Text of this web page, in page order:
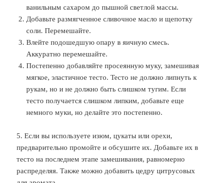
ванильным сахаром до пышной светлой массы.
Добавьте размягченное сливочное масло и щепотку
соли. Перемешайте.
Влейте подошедшую опару в яичную смесь.
Аккуратно перемешайте.
Постепенно добавляйте просеянную муку, замешивая
мягкое, эластичное тесто. Тесто не должно липнуть к
рукам, но и не должно быть слишком тугим. Если
тесто получается слишком липким, добавьте еще
немного муки, но делайте это постепенно.
5. Если вы используете изюм, цукаты или орехи,
предварительно промойте и обсушите их. Добавьте их в
тесто на последнем этапе замешивания, равномерно
распределяя. Также можно добавить цедру цитрусовых